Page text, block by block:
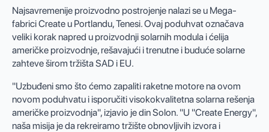
Najsavremenije proizvodno postrojenje nalazi se u Mega-
fabrici Create u Portlandu, Tenesi. Ovaj poduhvat označava
veliki korak napred u proizvodnji solarnih modula i ćelija
američke proizvodnje, rešavajući i trenutne i buduće solarne
zahteve širom tržišta SAD i EU.
"Uzbuđeni smo što ćemo zapaliti raketne motore na ovom
novom poduhvatu i isporučiti visokokvalitetna solarna rešenja
američke proizvodnja", izjavio je din Solon. "U "Create Energy",
naša misija je da rekreiramo tržište obnovljivih izvora i